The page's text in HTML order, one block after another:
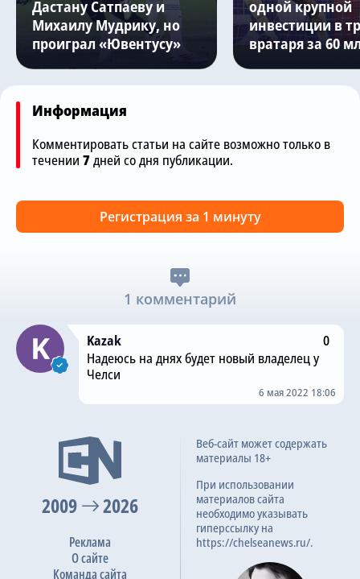
Дастану Сатпаеву и
Михаилу Мудрику, но
проиграл «Ювентусу»
одной крупной
инвестиции в
вратаря за 60
Информация
Комментировать статьи на сайте возможно только в
течении 7дней со дня публикации.
Регистрация за 1 минуту
1 комментарий
Kazak
0
Надеюсь на днях будет новый владелец у
Челси
6 мая 2022 18:06
2009 2026
Реклама
О сайте
Команда сайта
Веб-сайт может содержать
материалы 18+
При использовании
материалов сайта
необходимо указывать
гиперссылку на
https://chelseanews.ru/.